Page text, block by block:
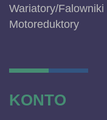
Wariatory/Falowniki
Motoreduktory
KONTO